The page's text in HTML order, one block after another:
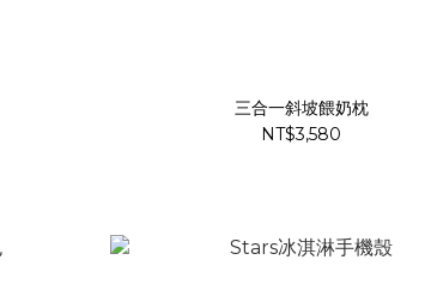
三合一斜坡餵奶枕
NT$3,580